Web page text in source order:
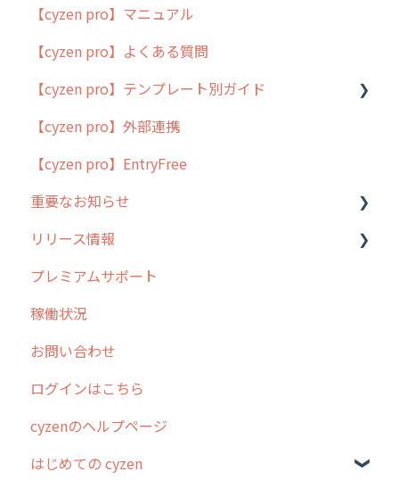
cyzen pro とは？
簡易マニュアル
cyzen proの位置情報取得について
用語集
よくある質問
【cyzen pro】マニュアル
【cyzen pro】よくある質問
【cyzen pro】テンプレート別ガイド
ポスティング
ラウンダー
メンテナンス
外廻り営業
清掃
不動産
【cyzen pro】外部連携
【cyzen pro】EntryFree
重要なお知らせ
過去の重要なお知らせ
障害情報
リリース情報
リリース
2026年のリリース情報
2025年のリリース情報
2024年のリリース情報
2023年のリリース情報
過去のリリース
プレミアムサポート
稼働状況
お問い合わせ
ログインはこちら
cyzenのヘルプページ
はじめての cyzen